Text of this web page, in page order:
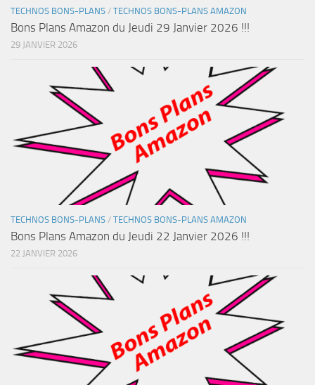
TECHNOS BONS-PLANS / TECHNOS BONS-PLANS AMAZON
Bons Plans Amazon du Jeudi 29 Janvier 2026 !!!
29 JANVIER 2026
TECHNOS BONS-PLANS / TECHNOS BONS-PLANS AMAZON
Bons Plans Amazon du Jeudi 22 Janvier 2026 !!!
22 JANVIER 2026